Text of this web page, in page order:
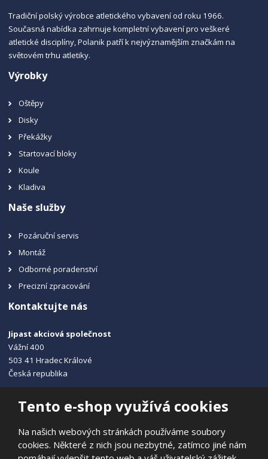
Tento e-shop využívá cookies
Na našich webových stránkách používáme soubory
cookies. Některé z nich jsou nezbytné, zatímco jiné nám
Tradiční polský výrobce atletického vybavení od roku 1966.
Současná nabídka zahrnuje kompletní vybavení pro veškeré
atletické disciplíny, Polanik patří k nejvýznamějším značkám na
světovém trhu atletiky.
Výrobky
Oštěpy
Disky
Překážky
Startovací bloky
Koule
Kladiva
Naše služby
Pozáruční servis
Montáž
Odborné poradenství
Precizní zpracování
Kontaktujte nás
Jipast akciová společnost
Vážní 400
503 41 Hradec Králové
Česká republika
info@jipast.cz